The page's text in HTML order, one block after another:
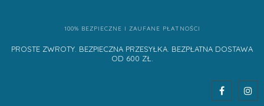
100% BEZPIECZNE I ZAUFANE PŁATNOŚCI
PROSTE ZWROTY. BEZPIECZNA PRZESYŁKA. BEZPŁATNA DOSTAWA
OD 600 ZŁ.